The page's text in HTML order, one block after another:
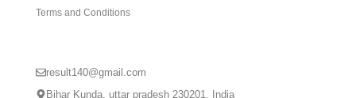
Terms and Conditions
result140@gmail.com
Bihar Kunda, uttar pradesh 230201, India